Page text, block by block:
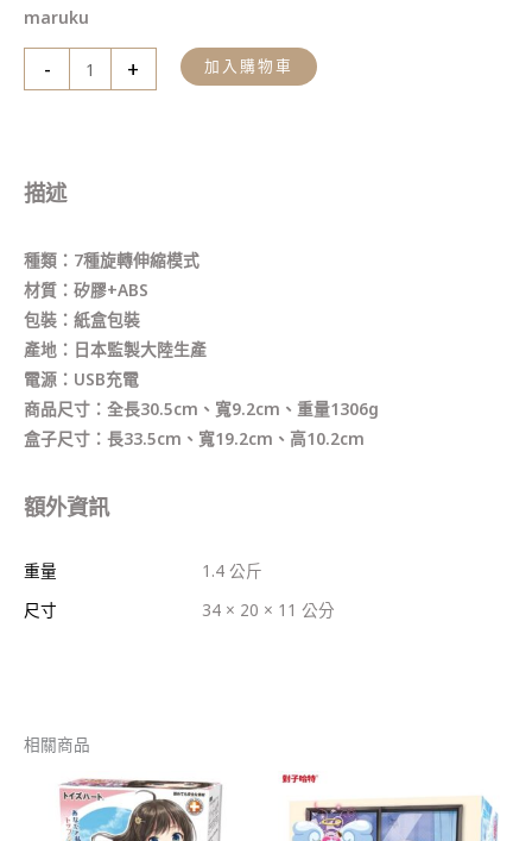
maruku
- + 加入購物車
描述
種類：7種旋轉伸縮模式
材質：矽膠+ABS
包裝：紙盒包裝
產地：日本監製大陸生產
電源：USB充電
商品尺寸：全長30.5cm、寬9.2cm、重量1306g
盒子尺寸：長33.5cm、寬19.2cm、高10.2cm
額外資訊
重量
1.4 公斤
尺寸
34 × 20 × 11 公分
相關商品